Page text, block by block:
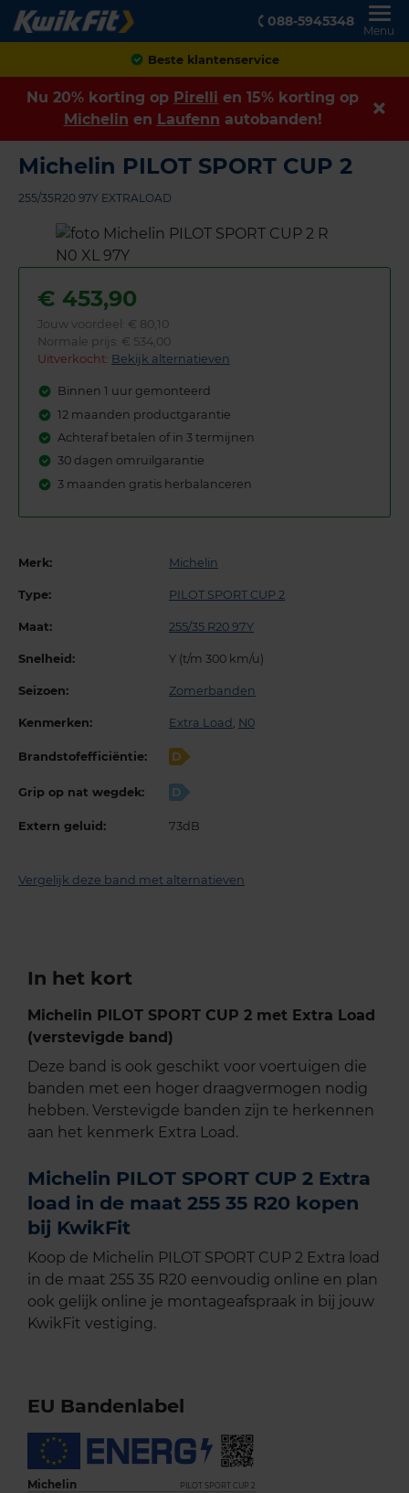
088-5945348
Menu
Achteraf betalen
Nu 20% korting op Pirelli en 15% korting op
Michelin en Laufenn autobanden!
Michelin PILOT SPORT CUP 2
255/35R20 97Y EXTRALOAD
€ 453,90
Jouw voordeel: € 80,10
Normale prijs: € 534,00
Uitverkocht: Bekijk alternatieven
Binnen 1 uur gemonteerd
12 maanden productgarantie
Achteraf betalen of in 3 termijnen
30 dagen omruilgarantie
3 maanden gratis herbalanceren
Merk: Michelin
Type: PILOT SPORT CUP 2
Maat: 255/35 R20 97Y
Snelheid: Y (t/m 300 km/u)
Seizoen: Zomerbanden
Kenmerken: Extra Load , N0
Brandstofefficiëntie: D
Grip op nat wegdek: D
Extern geluid: 73dB
Vergelijk deze band met alternatieven
In het kort
Michelin PILOT SPORT CUP 2 met Extra Load
(verstevigde band)
Deze band is ook geschikt voor voertuigen die
banden met een hoger draagvermogen nodig
hebben. Verstevigde banden zijn te herkennen
aan het kenmerk Extra Load.
Michelin PILOT SPORT CUP 2 Extra
load in de maat 255 35 R20 kopen
bij KwikFit
Koop de Michelin PILOT SPORT CUP 2 Extra load
in de maat 255 35 R20 eenvoudig online en plan
ook gelijk online je montageafspraak in bij jouw
KwikFit vestiging.
EU Bandenlabel
Michelin PILOT SPORT CUP 2